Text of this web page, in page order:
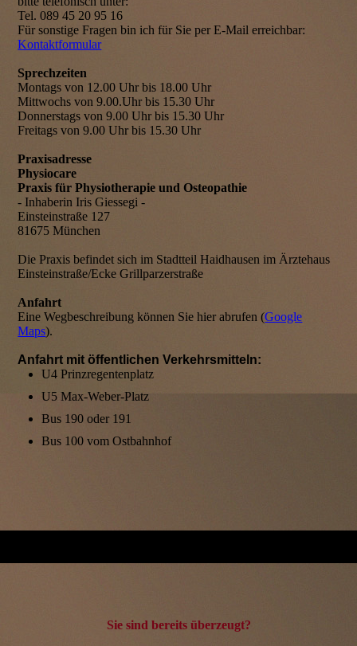
Tel. 089 45 20 95 16
Für sonstige Fragen bin ich für Sie per E-Mail erreichbar:
Kontaktformular
Sprechzeiten
Montags von 12.00 Uhr bis 18.00 Uhr
Mittwochs von 9.00.Uhr bis 15.30 Uhr
Donnerstags von 9.00 Uhr bis 15.30 Uhr
Freitags von 9.00 Uhr bis 15.30 Uhr
Praxisadresse
Physiocare
Praxis für Physiotherapie und Osteopathie
- Inhaberin Iris Giessegi -
Einsteinstraße 127
81675 München
Die Praxis befindet sich im Stadtteil Haidhausen im Ärztehaus
Einsteinstraße/Ecke Grillparzerstraße
Anfahrt
Eine Wegbeschreibung können Sie hier abrufen (Google
Maps).
Anfahrt mit öffentlichen Verkehrsmitteln:
U4 Prinzregentenplatz
U5 Max-Weber-Platz
Bus 190 oder 191
Bus 100 vom Ostbahnhof
Sie sind bereits überzeugt?